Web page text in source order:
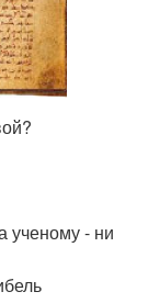
ученому - ни